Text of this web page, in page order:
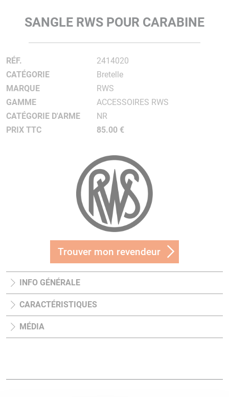
SANGLE RWS POUR CARABINE
RÉF.
2414020
CATÉGORIE
Bretelle
MARQUE
RWS
GAMME
ACCESSOIRES RWS
CATÉGORIE D'ARME
NR
PRIX TTC
85.00 €
Trouver mon revendeur
INFO GÉNÉRALE
CARACTÉRISTIQUES
MÉDIA